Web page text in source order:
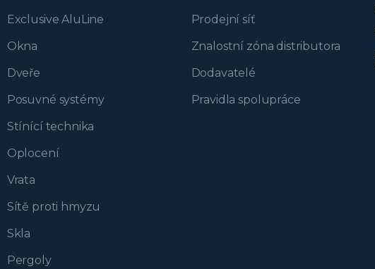
Exclusive AluLine
Okna
Dveře
Posuvné systémy
Stínící technika
Oplocení
Vrata
Sítě proti hmyzu
Skla
Pergoly
Prodejní síť
Znalostní zóna distributora
Dodavatelé
Pravidla spolupráce